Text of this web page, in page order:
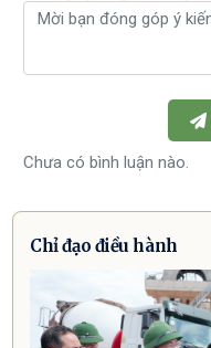
Chưa có bình luận nào.
Chỉ đạo điều hành